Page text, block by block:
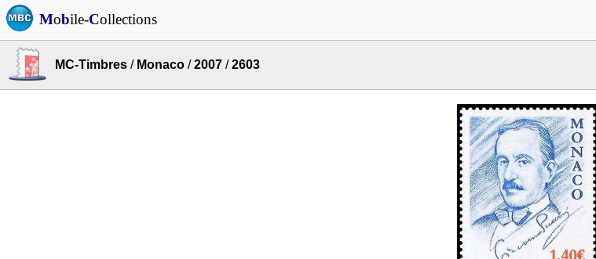
Mobile-Collections
MC-Timbres / Monaco /2007 /2603